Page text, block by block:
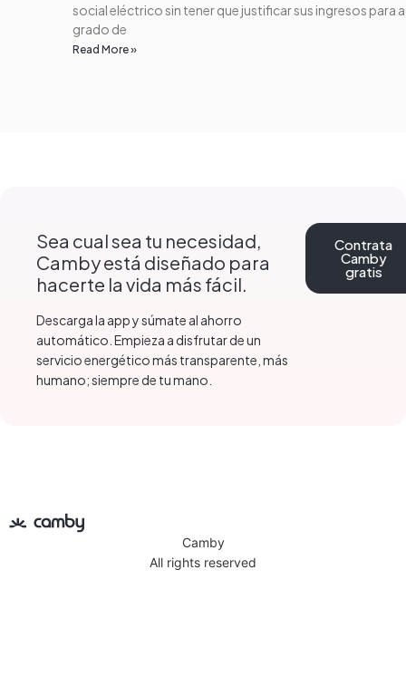
social eléctrico sin tener que justificar sus ingresos para
grado de
Read More »
Sea cual sea tu necesidad,
Camby está diseñado para
hacerte la vida más fácil.
Descarga la app y súmate al ahorro
automático. Empieza a disfrutar de un
servicio energético más transparente, más
humano; siempre de tu mano.
Contrata
Camby
gratis
Camby
All rights reserved